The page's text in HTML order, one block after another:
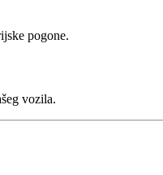
pogone.
vozila.